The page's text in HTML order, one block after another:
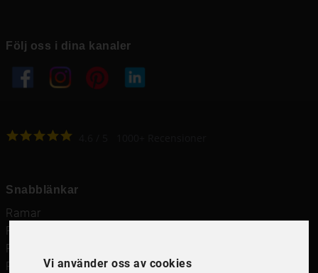
Vi använder oss av cookies
Följ oss i dina kanaler
Snabblänkar
Ramar
Ramar till Samsung The Frame
Ramverkstad & inramning
Passepartout